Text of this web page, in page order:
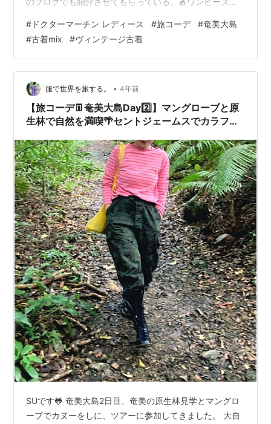
よかったらshopをチェケラしてみてくださいませ✨ shop
の商品ページはこちらから↓↓ インドブロックプリント
ネジネジワンピース | SU_vetement 開放感のあるワンピ
ースなので、夏のバカンスにもピッタリです。 裏地つき
なので冬もタイツ&長袖インナーに…
# ドクターマーチン レディース #旅コーデ #奄美大島
#古着mix #ヴィンテージ古着
服で世界を旅する。 • 4年前
【旅コーデ👖奄美大島Day2️⃣】マングローブと原
生林で自然を満喫🌴セントジェームスでカラフ
SUです🐸 奄美大島2日目、奄美の原生林見学とマングロ
ーブでカヌーをしに、ツアーに参加してきました。 大自